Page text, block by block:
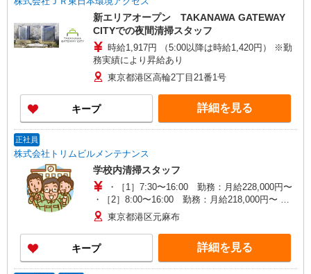
新エリアオープン TAKANAWA GATEWAY
CITYでの夜間清掃スタッフ
時給1,917円 （5:00以降は時給1,420円） ※勤
務実績により昇給あり
東京都港区高輪2丁目21番1号
キープ 詳細を見る
正社員
株式会社トリムビルメンテナンス
学校内清掃スタッフ
・［1］7:30〜16:00 勤務：月給228,000円〜
・［2］8:00〜16:00 勤務：月給218,000円〜 ※
経験・年齢を考慮のうえ決定します
東京都港区元麻布
キープ 詳細を見る